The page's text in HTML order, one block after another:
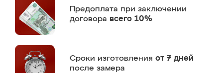
Предоплата при заключении
договора всего 10%
Сроки изготовления от 7 дней
после замера